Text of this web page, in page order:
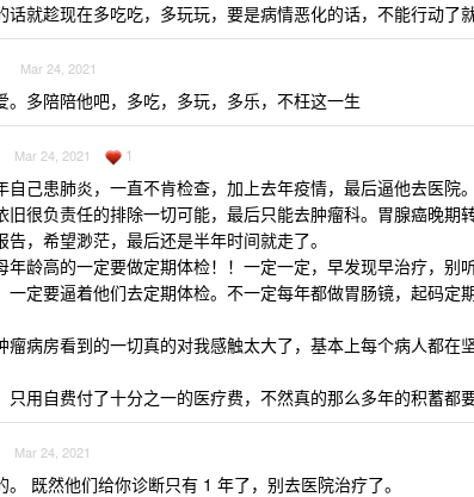
话就趁现在多吃吃，多玩玩，要是病情恶化的话，不能行动了
Mar 24, 2021
。多陪陪他吧，多吃，多玩，多乐，不枉这一生
Mar 24, 2021 1
自己患肺炎，一直不肯检查，加上去年疫情，最后逼他去医院
旧很负责任的排除一切可能，最后只能去肿瘤科。胃腺癌晚期
告，希望渺茫，最后还是半年时间就走了。
年龄高的一定要做定期体检！！一定一定，早发现早治疗，别
一定要逼着他们去定期体检。不一定每年都做胃肠镜，起码定
瘤病房看到的一切真的对我感触太大了，基本上每个病人都在
只用自费付了十分之一的医疗费，不然真的那么多年的积蓄都要
Mar 24, 2021
。 既然他们给你诊断只有 1 年了，别去医院治疗了。